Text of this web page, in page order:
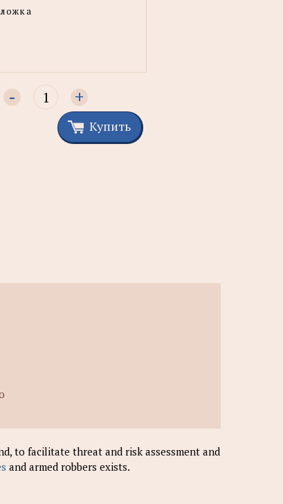
- +
Купить
to facilitate threat and risk assessment and
and armed robbers exists.